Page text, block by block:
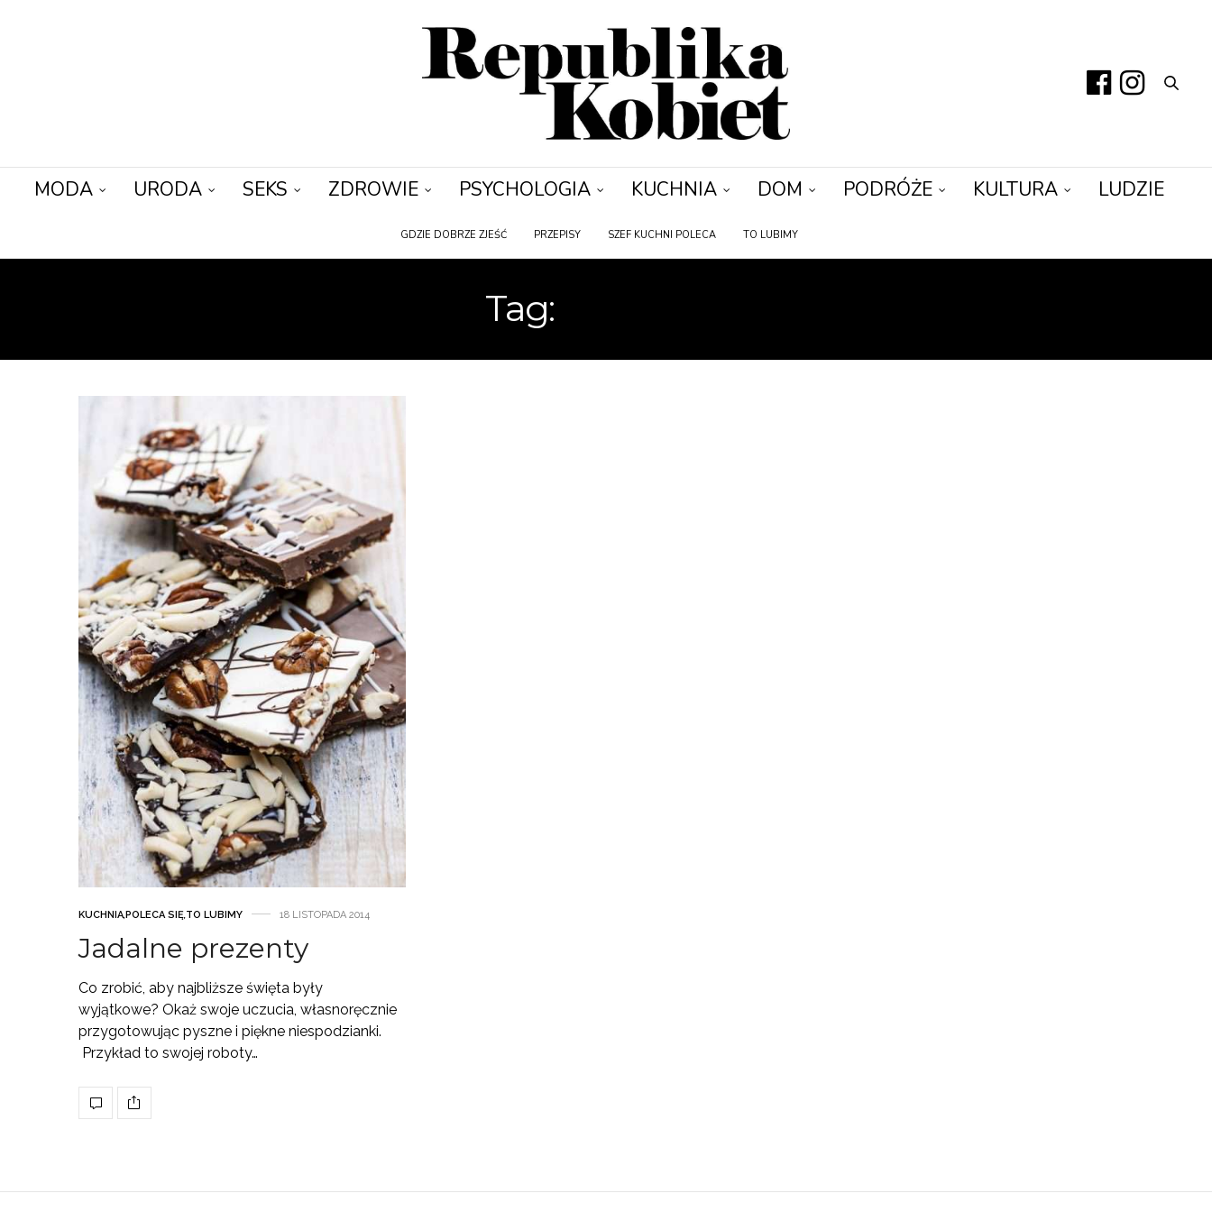
MODA URODA SEKS ZDROWIE PSYCHOLOGIA KUCHNIA DOM PODRÓŻE KULTURA LUDZIE
GDZIE DOBRZE ZJEŚĆ PRZEPISY SZEF KUCHNI POLECA TO LUBIMY
Tag:
KUCHNIA,POLECA SIĘ,TO LUBIMY 18 LISTOPADA 2014
Jadalne prezenty
Co zrobić, aby najbliższe święta były
wyjątkowe? Okaż swoje uczucia, własnoręcznie
przygotowując pyszne i piękne niespodzianki.
Przykład to swojej roboty…